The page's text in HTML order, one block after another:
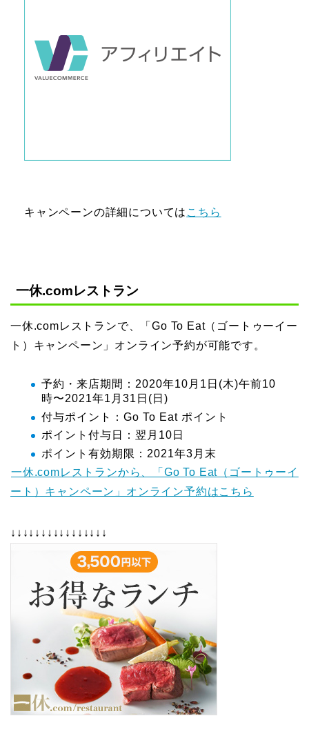
キャンペーンの詳細については こちら
一休.comレストラン
一休.comレストランで、「Go To Eat（ゴートゥーイー
ト）キャンペーン」オンライン予約が可能です。
予約・来店期間：2020年10月1日(木)午前10
時〜2021年1月31日(日)
付与ポイント：Go To Eat ポイント
ポイント付与日：翌月10日
ポイント有効期限：2021年3月末
一休.comレストランから、「Go To Eat（ゴートゥーイ
ート）キャンペーン」オンライン予約はこちら
↓↓↓↓↓↓↓↓↓↓↓↓↓↓↓↓